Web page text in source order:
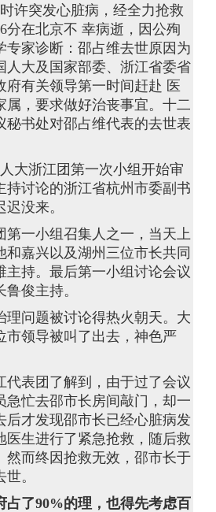
许突发心脏病，经全力抢救
分在北京不 幸病逝，因公殉
专家诊断：邵占维去世原因为
人大及国家部委、浙江省委省
府有关领导第一时间赶赴 医
属，要求做好治丧事宜。十二
秘书处对邵占维代表的去世表
大浙江团第一次小组开始审
持讨论的浙江省杭州市委副书
没来。
第一小组召集人之一，当天上
和嘉兴以及湖州三位市长共同
主持。最后第一小组讨论会议
俊主持。
理问题被讨论得热火朝天。大
市领导被叫了出去，神色严
代表团了解到，由于过了会议
急忙去邵市长房间敲门，却一
后才发现邵市长已经心脏病发
医生进行了紧急抢救，随后救
然而终因抢救无效，邵市长于
。
占了90%的理，也得先考虑百